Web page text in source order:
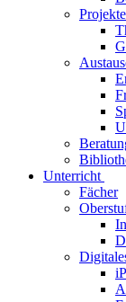
Projekte
Unterricht
Fächer